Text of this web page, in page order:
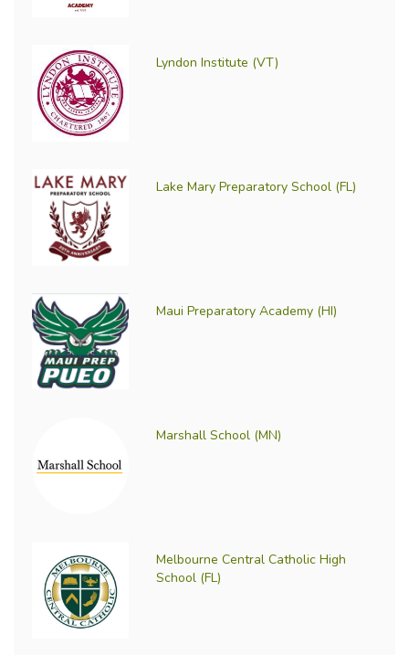
Lyndon Institute (VT)
Lake Mary Preparatory School (FL)
Maui Preparatory Academy (HI)
Marshall School (MN)
Melbourne Central Catholic High
School (FL)